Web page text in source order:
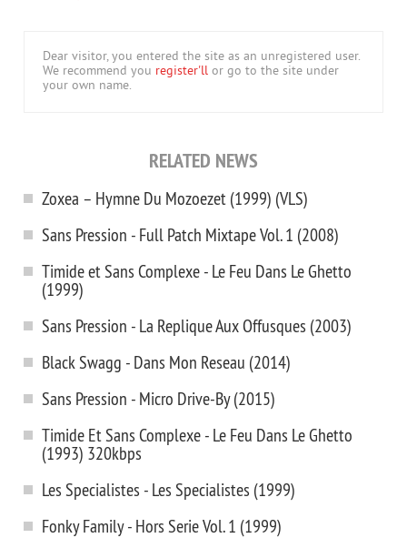
Dear visitor, you entered the site as an unregistered user.
We recommend you register'll or go to the site under
your own name.
RELATED NEWS
Zoxea – Hymne Du Mozoezet (1999) (VLS)
Sans Pression - Full Patch Mixtape Vol. 1 (2008)
Timide et Sans Complexe - Le Feu Dans Le Ghetto
(1999)
Sans Pression - La Replique Aux Offusques (2003)
Black Swagg - Dans Mon Reseau (2014)
Sans Pression - Micro Drive-By (2015)
Timide Et Sans Complexe - Le Feu Dans Le Ghetto
(1993) 320kbps
Les Specialistes - Les Specialistes (1999)
Fonky Family - Hors Serie Vol. 1 (1999)